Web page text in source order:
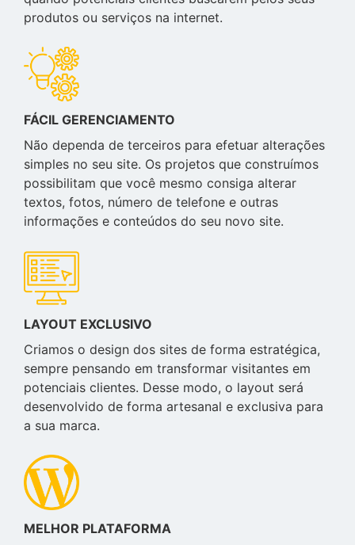
produtos ou serviços na internet.
FÁCIL GERENCIAMENTO
Não dependa de terceiros para efetuar alterações
simples no seu site. Os projetos que construímos
possibilitam que você mesmo consiga alterar
textos, fotos, número de telefone e outras
informações e conteúdos do seu novo site.
LAYOUT EXCLUSIVO
Criamos o design dos sites de forma estratégica,
sempre pensando em transformar visitantes em
potenciais clientes. Desse modo, o layout será
desenvolvido de forma artesanal e exclusiva para
a sua marca.
MELHOR PLATAFORMA